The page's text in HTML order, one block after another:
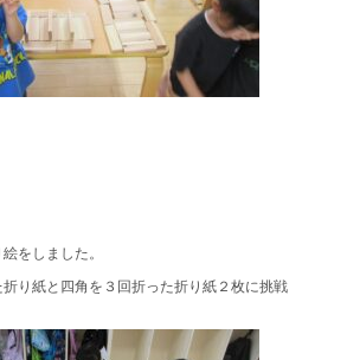
をしました。
り紙と四角を３回折った折り紙２枚に挑戦